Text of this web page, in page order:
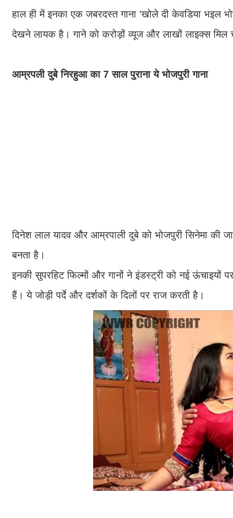
हाल ही में इनका एक जबरदस्त गाना ‘खोले दी केवडिया भइल
देखने लायक है। गाने को करोड़ों व्यूज और लाखों लाइक्स मिल
आम्रपली दुबे निरहुआ का 7 साल पुराना ये भोजपुरी गाना
दिनेश लाल यादव और आम्रपाली दुबे को भोजपुरी सिनेमा की
बनता है।
इनकी सुपरहिट फिल्मों और गानों ने इंडस्ट्री को नई
हैं। ये जोड़ी पर्दे और दर्शकों के दिलों पर राज करती है।